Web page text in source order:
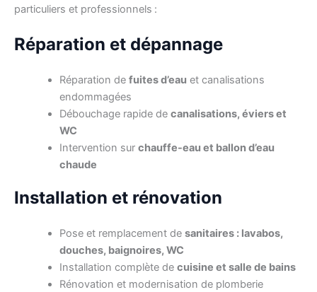
particuliers et professionnels :
Réparation et dépannage
Réparation de fuites d’eau et canalisations
endommagées
Débouchage rapide de canalisations, éviers et
WC
Intervention sur chauffe-eau et ballon d’eau
chaude
Installation et rénovation
Pose et remplacement de sanitaires : lavabos,
douches, baignoires, WC
Installation complète de cuisine et salle de bains
Rénovation et modernisation de plomberie